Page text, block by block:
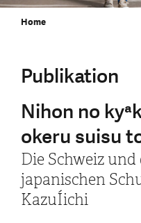
Home
Publikation
Nihon no
okeru suisu
Die Schweiz
japanischen
KazuÍichi